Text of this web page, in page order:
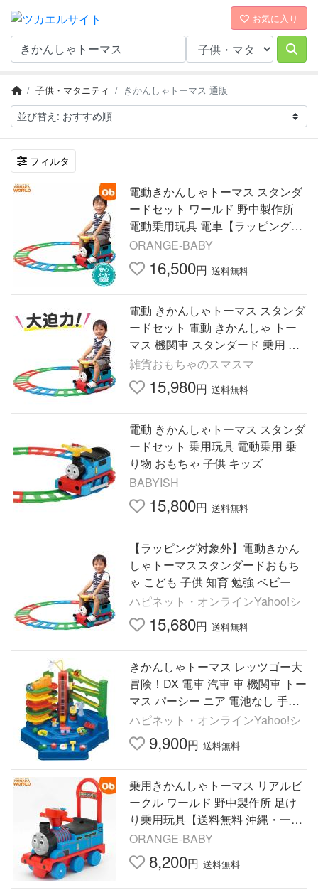
お気に入り
子供・マタニティ きかんしゃトーマス 通販
フィルタ
電動きかんしゃトーマス スタンダ
ードセット ワールド 野中製作所
電動乗用玩具 電車【ラッピング不
可商品】【送料無料 沖縄・一部地
域を除く】
ORANGE-BABY
16,500円 送料無料
電動 きかんしゃトーマス スタンダ
ードセット 電動 きかんしゃ トー
マス 機関車 スタンダード 乗用 玩
具 野中 野中製作所 レール付き 男
の子 女の子 室内で 雨
雑貨おもちゃのスマスマ
15,980円 送料無料
電動 きかんしゃトーマス スタンダ
ードセット 乗用玩具 電動乗用 乗
り物 おもちゃ 子供 キッズ
BABYISH
15,800円 送料無料
【ラッピング対象外】電動きかん
しゃトーマススタンダードおもち
ゃ こども 子供 知育 勉強 ベビー
ハピネット・オンラインYahoo!シ
15,680円 送料無料
きかんしゃトーマス レッツゴー大
冒険！DX 電車 汽車 車 機関車 トー
マス パーシー ニア 電池なし 手先
手動 動かす 学ぶ 教育 発達 ....
ハピネット・オンラインYahoo!シ
9,900円 送料無料
乗用きかんしゃトーマス リアルビ
ークル ワールド 野中製作所 足け
り乗用玩具【送料無料 沖縄・一部
地域を除く】
ORANGE-BABY
8,200円 送料無料